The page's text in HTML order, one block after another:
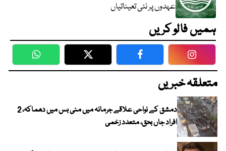
عہدوں پر نئی تعیناتیاں
ہمیں فالو کریں
WhatsApp Twitter Facebook
متعلقہ خبریں
دمشق کے نواحی علاقے جرمانہ میں منی بس میں دھماکہ، 2
افراد جاں بحق، متعدد زخمی